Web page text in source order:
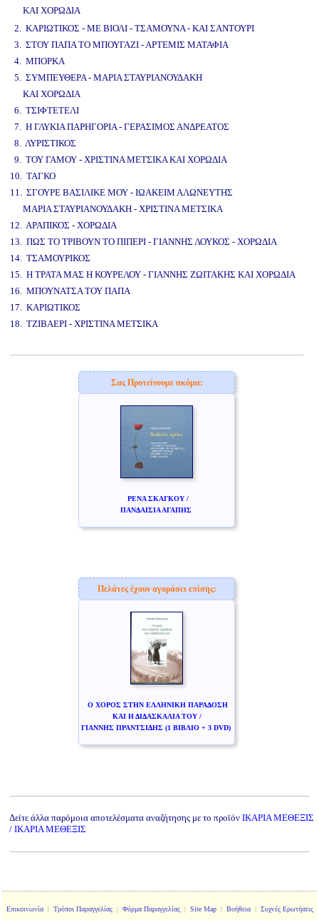
ΚΑΙ ΧΟΡΩΔΙΑ
2. ΚΑΡΙΩΤΙΚΟΣ - ΜΕ ΒΙΟΛΙ - ΤΣΑΜΟΥΝΑ - ΚΑΙ ΣΑΝΤΟΥΡΙ
3. ΣΤΟΥ ΠΑΠΑ ΤΟ ΜΠΟΥΓΑΖΙ - ΑΡΤΕΜΙΣ ΜΑΤΑΦΙΑ
4. ΜΠΟΡΚΑ
5. ΣΥΜΠΕΥΘΕΡΑ - ΜΑΡΙΑ ΣΤΑΥΡΙΑΝΟΥΔΑΚΗ
ΚΑΙ ΧΟΡΩΔΙΑ
6. ΤΣΙΦΤΕΤΕΛΙ
7. Η ΓΛΥΚΙΑ ΠΑΡΗΓΟΡΙΑ - ΓΕΡΑΣΙΜΟΣ ΑΝΔΡΕΑΤΟΣ
8. ΛΥΡΙΣΤΙΚΟΣ
9. ΤΟΥ ΓΑΜΟΥ - ΧΡΙΣΤΙΝΑ ΜΕΤΣΙΚΑ ΚΑΙ ΧΟΡΩΔΙΑ
10. ΤΑΓΚΟ
11. ΣΓΟΥΡΕ ΒΑΣΙΛΙΚΕ ΜΟΥ - ΙΩΑΚΕΙΜ ΑΛΩΝΕΥΤΗΣ
ΜΑΡΙΑ ΣΤΑΥΡΙΑΝΟΥΔΑΚΗ - ΧΡΙΣΤΙΝΑ ΜΕΤΣΙΚΑ
12. ΑΡΑΠΙΚΟΣ - ΧΟΡΩΔΙΑ
13. ΠΩΣ ΤΟ ΤΡΙΒΟΥΝ ΤΟ ΠΙΠΕΡΙ - ΓΙΑΝΝΗΣ ΛΟΥΚΟΣ - ΧΟΡΩΔΙΑ
14. ΤΣΑΜΟΥΡΙΚΟΣ
15. Η ΤΡΑΤΑ ΜΑΣ Η ΚΟΥΡΕΛΟΥ - ΓΙΑΝΝΗΣ ΖΩΙΤΑΚΗΣ ΚΑΙ ΧΟΡΩΔΙΑ
16. ΜΠΟΥΝΑΤΣΑ ΤΟΥ ΠΑΠΑ
17. ΚΑΡΙΩΤΙΚΟΣ
18. ΤΖΙΒΑΕΡΙ - ΧΡΙΣΤΙΝΑ ΜΕΤΣΙΚΑ
Σας Προτείνουμε ακόμα:
ΡΕΝΑ ΣΚΑΓΚΟΥ /
ΠΑΝΔΑΙΣΙΑ ΑΓΑΠΗΣ
Πελάτες έχουν αγοράσει επίσης:
Ο ΧΟΡΟΣ ΣΤΗΝ ΕΛΛΗΝΙΚΗ ΠΑΡΑΔΟΣΗ
ΚΑΙ Η ΔΙΔΑΣΚΑΛΙΑ ΤΟΥ /
ΓΙΑΝΝΗΣ ΠΡΑΝΤΣΙΔΗΣ (1 ΒΙΒΛΙΟ + 3 DVD)
Δείτε άλλα παρόμοια αποτελέσματα αναζήτησης με το προϊόν ΙΚΑΡΙΑ ΜΕΘΕΞΙΣ
/ ΙΚΑΡΙΑ ΜΕΘΕΞΙΣ
Επικοινωνία| Τρόποι Παραγγελίας| Φόρμα Παραγγελίας| Site Map| Βοήθεια| Συχνές Ερωτήσεις